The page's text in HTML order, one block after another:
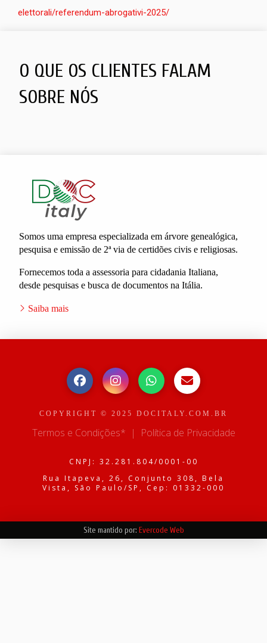
elettorali/referendum-abrogativi-2025/
O QUE OS CLIENTES FALAM
SOBRE NÓS
Somos uma empresa especializada em árvore genealógica,
pesquisa e emissão de 2ª via de certidões civis e religiosas.
Fornecemos toda a assessoria para cidadania Italiana,
desde pesquisas e busca de documentos na Itália.
Saiba mais
COPYRIGHT © 2025 DOCITALY.COM.BR
Termos e Condições* | Política de Privacidade
CNPJ: 32.281.804/0001-00
Rua Itapeva, 26, Conjunto 308, Bela
Vista, São Paulo/SP, Cep: 01332-000
Site mantido por: Evercode Web